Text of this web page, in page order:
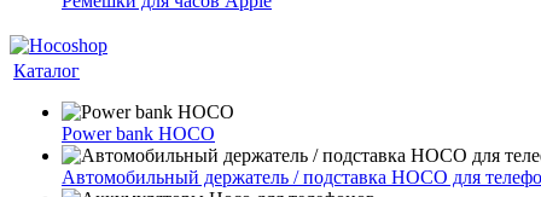
Каталог
Power bank HOCO
Автомобильный держатель / подставка HOCO для